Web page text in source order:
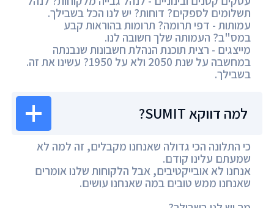
תשלומים לספקים? דוחות? יש לנו הכל בשבילך.
עמותות - דפי תרומה? תרומות בהוראות קבע
במס"ב? העמותה שלך חשובה לנו.
מייצגים - רצית תוכנת הנהלת חשבונות שנבנתה
במחשבה על שנת 2050 ולא על 1950? עשינו את זה.
בשבילך.
למה דווקא SUMIT?
כי התלונה הכי גדולה שאנחנו מקבלים, זה למה לא
שמעתם עלינו קודם.
אנחנו לא אובייקטיבים, אבל הלקוחות שלנו אומרים
שאנחנו ממש טובים במה שאנחנו עושים.